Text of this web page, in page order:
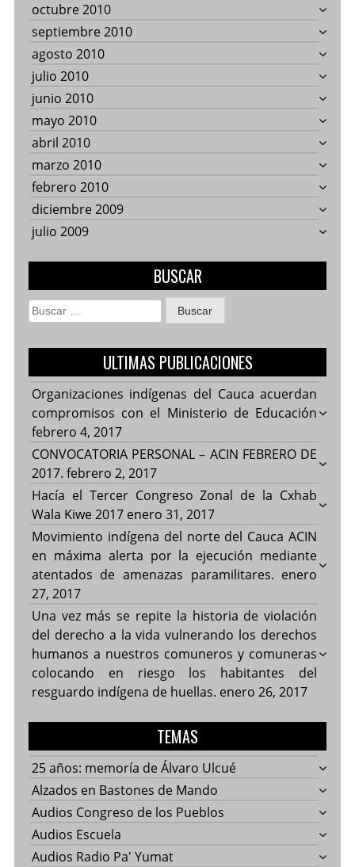
octubre 2010
septiembre 2010
agosto 2010
julio 2010
junio 2010
mayo 2010
abril 2010
marzo 2010
febrero 2010
diciembre 2009
julio 2009
BUSCAR
Buscar:
ULTIMAS PUBLICACIONES
Organizaciones indígenas del Cauca acuerdan
compromisos con el Ministerio de Educación
febrero 4, 2017
CONVOCATORIA PERSONAL – ACIN FEBRERO DE
2017. febrero 2, 2017
Hacía el Tercer Congreso Zonal de la Cxhab
Wala Kiwe 2017 enero 31, 2017
Movimiento indígena del norte del Cauca ACIN
en máxima alerta por la ejecución mediante
atentados de amenazas paramilitares. enero
27, 2017
Una vez más se repite la historia de violación
del derecho a la vida vulnerando los derechos
humanos a nuestros comuneros y comuneras
colocando en riesgo los habitantes del
resguardo indígena de huellas. enero 26, 2017
TEMAS
25 años: memoría de Álvaro Ulcué
Alzados en Bastones de Mando
Audios Congreso de los Pueblos
Audios Escuela
Audios Radio Pa' Yumat